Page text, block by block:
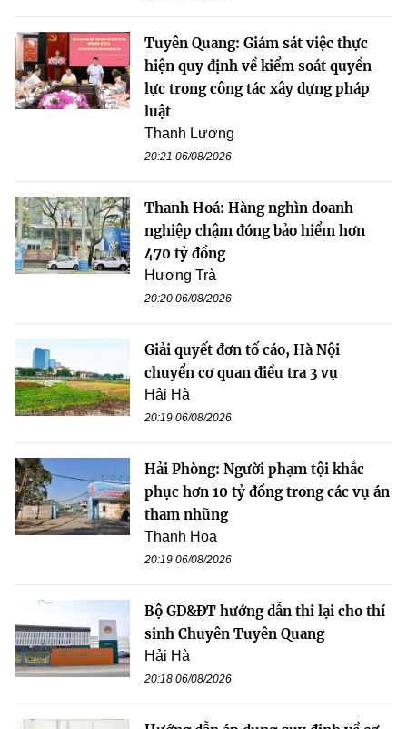
Tuyên Quang: Giám sát việc thực
hiện quy định về kiểm soát quyền
lực trong công tác xây dựng pháp
luật
Thanh Lương
20:21 06/08/2026
Thanh Hoá: Hàng nghìn doanh
nghiệp chậm đóng bảo hiểm hơn
470 tỷ đồng
Hương Trà
20:20 06/08/2026
Giải quyết đơn tố cáo, Hà Nội
chuyển cơ quan điều tra 3 vụ
Hải Hà
20:19 06/08/2026
Hải Phòng: Người phạm tội khắc
phục hơn 10 tỷ đồng trong các vụ án
tham nhũng
Thanh Hoa
20:19 06/08/2026
Bộ GD&ĐT hướng dẫn thi lại cho thí
sinh Chuyên Tuyên Quang
Hải Hà
20:18 06/08/2026